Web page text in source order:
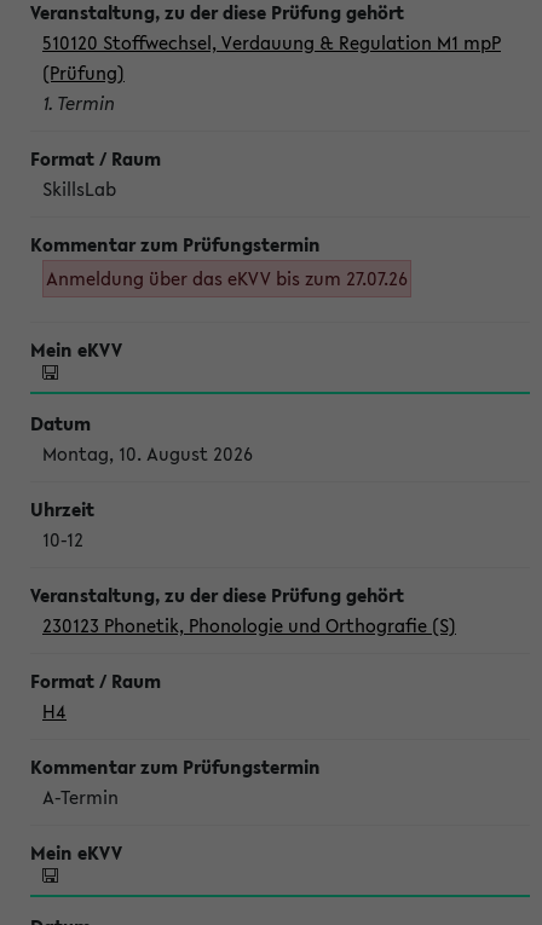
510120 Stoffwechsel, Verdauung & Regulation M1 mpP
(Prüfung)
1. Termin
SkillsLab
Anmeldung über das eKVV bis zum 27.07.26
Montag, 10. August 2026
10-12
230123 Phonetik, Phonologie und Orthografie (S)
H4
A-Termin